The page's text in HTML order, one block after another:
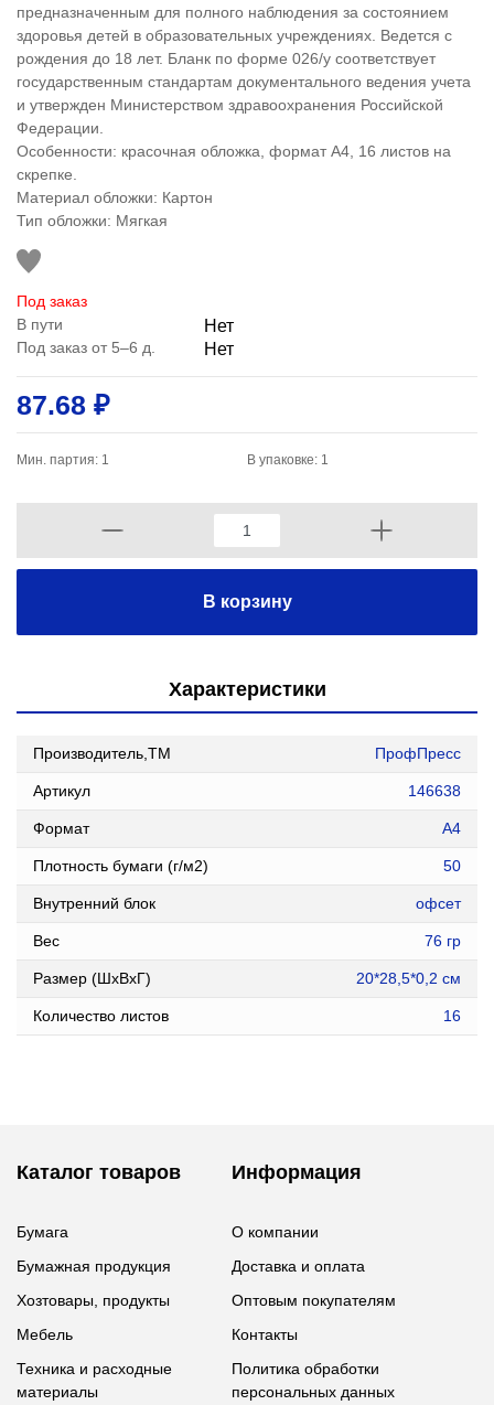
предназначенным для полного наблюдения за состоянием
здоровья детей в образовательных учреждениях. Ведется с
рождения до 18 лет. Бланк по форме 026/у соответствует
государственным стандартам документального ведения учета
и утвержден Министерством здравоохранения Российской
Федерации.
Особенности: красочная обложка, формат А4, 16 листов на
скрепке.
Материал обложки: Картон
Тип обложки: Мягкая
Под заказ
В пути
Нет
Под заказ от 5–6 д. Нет
87.68 ₽
Мин. партия: 1 В упаковке: 1
В корзину
Характеристики
Производитель,ТМ ПрофПресс
Артикул 146638
Формат А4
Плотность бумаги (г/м2) 50
Внутренний блок офсет
Вес 76 гр
Размер (ШxВxГ) 20*28,5*0,2 см
Количество листов 16
Каталог товаров
Бумага
Бумажная продукция
Хозтовары, продукты
Мебель
Техника и расходные
материалы
Информация
О компании
Доставка и оплата
Оптовым покупателям
Контакты
Политика обработки
персональных данных